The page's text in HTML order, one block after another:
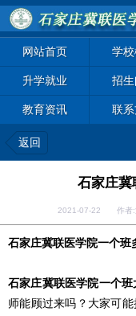
网站首页 学
升学就业 招
教育资讯 联
返回
石家庄冀
2021-07-22 作者:
石家庄冀联医学院一个班
石家庄冀联医学院一个
师能顾过来吗？大家可